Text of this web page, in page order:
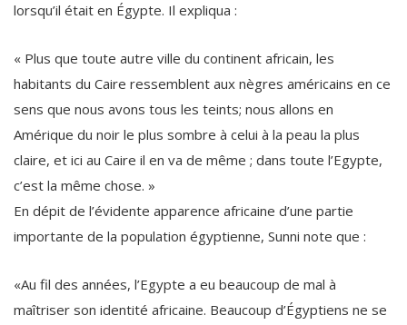
lorsqu’il était en Égypte. Il expliqua :
« Plus que toute autre ville du continent africain, les
habitants du Caire ressemblent aux nègres américains en ce
sens que nous avons tous les teints; nous allons en
Amérique du noir le plus sombre à celui à la peau la plus
claire, et ici au Caire il en va de même ; dans toute l’Egypte,
c’est la même chose. »
En dépit de l’évidente apparence africaine d’une partie
importante de la population égyptienne, Sunni note que :
«Au fil des années, l’Egypte a eu beaucoup de mal à
maîtriser son identité africaine. Beaucoup d’Égyptiens ne se